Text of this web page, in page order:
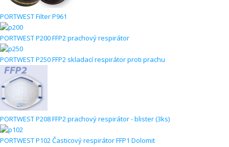
PORTWEST Filter P961
PORTWEST P200 FFP2 prachový respirátor
PORTWEST P250 FFP2 skladací respirátor proti prachu
PORTWEST P208 FFP2 prachový respirátor - blister (3ks)
PORTWEST P102 Časticový respirátor FFP1 Dolomit